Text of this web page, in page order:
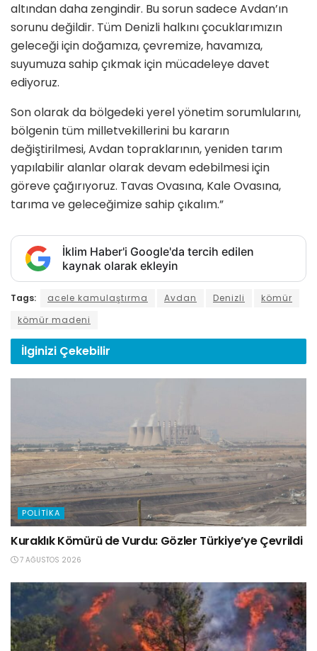
altından daha zengindir. Bu sorun sadece Avdan’ın
sorunu değildir. Tüm Denizli halkını çocuklarımızın
geleceği için doğamıza, çevremize, havamıza,
suyumuza sahip çıkmak için mücadeleye davet
ediyoruz.
Son olarak da bölgedeki yerel yönetim sorumlularını,
bölgenin tüm milletvekillerini bu kararın
değiştirilmesi, Avdan topraklarının, yeniden tarım
yapılabilir alanlar olarak devam edebilmesi için
göreve çağırıyoruz. Tavas Ovasına, Kale Ovasına,
tarıma ve geleceğimize sahip çıkalım.”
İklim Haber'i Google'da tercih edilen
kaynak olarak ekleyin
Tags: acele kamulaştırma Avdan Denizli
kömür
kömür madeni
İlginizi Çekebilir
POLITIKA
Kuraklık Kömürü de Vurdu: Gözler Türkiye’ye Çevrildi
7 AĞUSTOS 2026